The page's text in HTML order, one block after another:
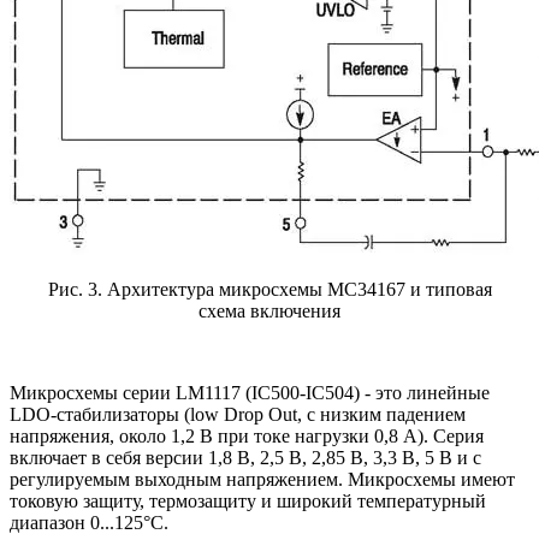
Рис. 3. Архитектура микросхемы MC34167 и типовая
схема включения
Микросхемы серии LM1117 (IC500-IC504) - это линейные
LDO-стабилизаторы (low Drop Out, с низким падением
напряжения, около 1,2 В при токе нагрузки 0,8 А). Серия
включает в себя версии 1,8 В, 2,5 В, 2,85 В, 3,3 В, 5 В и с
регулируемым выходным напряжением. Микросхемы имеют
токовую защиту, термозащиту и широкий температурный
диапазон 0...125°С.